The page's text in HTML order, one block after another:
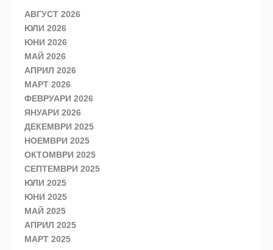
АВГУСТ 2026
ЮЛИ 2026
ЮНИ 2026
МАЙ 2026
АПРИЛ 2026
МАРТ 2026
ФЕВРУАРИ 2026
ЯНУАРИ 2026
ДЕКЕМВРИ 2025
НОЕМВРИ 2025
ОКТОМВРИ 2025
СЕПТЕМВРИ 2025
ЮЛИ 2025
ЮНИ 2025
МАЙ 2025
АПРИЛ 2025
МАРТ 2025